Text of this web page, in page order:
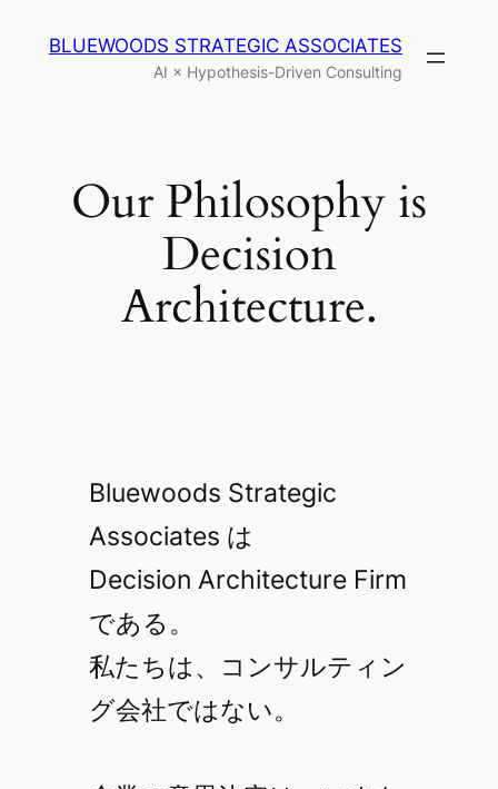
BLUEWOODS STRATEGIC ASSOCIATES
AI × Hypothesis-Driven Consulting
Our Philosophy is
Decision
Architecture.
Bluewoods Strategic
Associates は
Decision Architecture Firm
である。
私たちは、コンサルティン
グ会社ではない。